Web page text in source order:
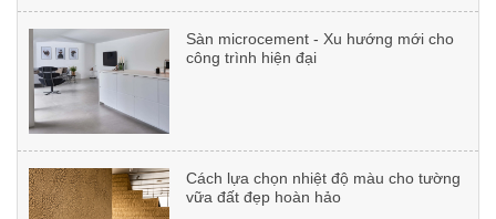
Dự án: CHADWICK INTERNATIONAL
Dự án: Nhà ở 37 Lê Đại Hành